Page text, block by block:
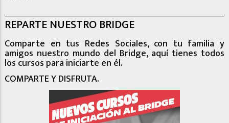
REPARTE NUESTRO BRIDGE
Comparte en tus Redes Sociales, con tu familia y
amigos nuestro mundo del Bridge, aquí tienes todos
los cursos para iniciarte en él.
COMPARTE Y DISFRUTA.